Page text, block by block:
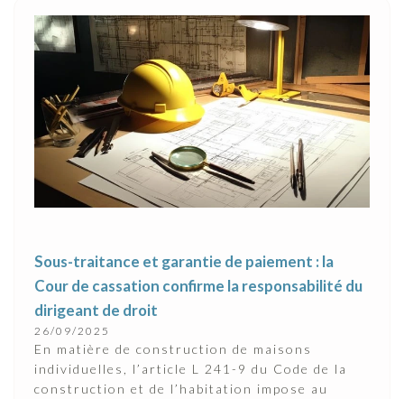
Sous-traitance et garantie de paiement : la
Cour de cassation confirme la responsabilité du
dirigeant de droit
26/09/2025
En matière de construction de maisons
individuelles, l’article L 241-9 du Code de la
construction et de l’habitation impose au